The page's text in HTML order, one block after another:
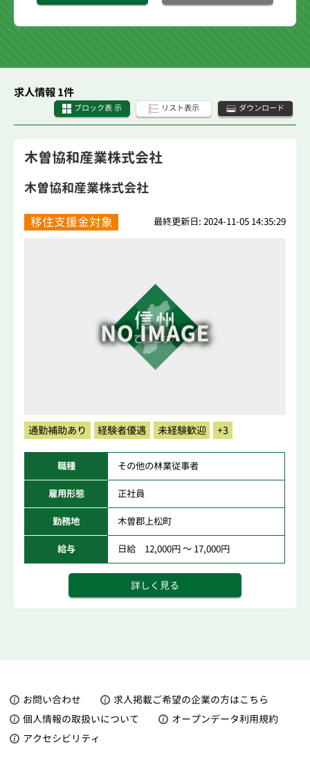
求人情報 1件
ブロック表 示 リスト表示 ダウンロード
木曽協和産業株式会社
木曽協和産業株式会社
移住支援金対象 最終更新日: 2024-11-05 14:35:29
通勤補助あり 経験者優遇 未経験歓迎 +3
職種 その他の林業従事者
雇用形態 正社員
勤務地 木曽郡上松町
給与 日給 12,000円 ～ 17,000円
詳しく見る
お問い合わせ
求人掲載ご希望の企業の方はこちら
個人情報の取扱いについて
オープンデータ利用規約
アクセシビリティ